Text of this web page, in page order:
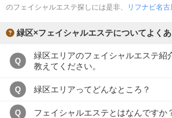
専用駐車場あり 有資
日本人スタッフのみ 女性
スタッフ指名可 Ｗセ
こだわり条件を変更
のフェイシャルエステ探しには是非、
リフナビ名古
緑区×フェイシャルエステについてよく
Q
緑区エリアのフェイシャルエステ紹
教えてください。
Q 緑区エリアってどんなところ？
Q フェイシャルエステとはなんですか